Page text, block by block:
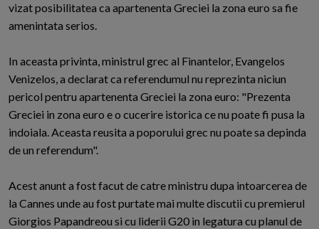
vizat posibilitatea ca apartenenta Greciei la zona euro sa fie
amenintata serios.
In aceasta privinta, ministrul grec al Finantelor, Evangelos
Venizelos, a declarat ca referendumul nu reprezinta niciun
pericol pentru apartenenta Greciei la zona euro: "Prezenta
Greciei in zona euro e o cucerire istorica ce nu poate fi pusa la
indoiala. Aceasta reusita a poporului grec nu poate sa depinda
de un referendum".
Acest anunt a fost facut de catre ministru dupa intoarcerea de
la Cannes unde au fost purtate mai multe discutii cu premierul
Giorgios Papandreou si cu liderii G20 in legatura cu planul de